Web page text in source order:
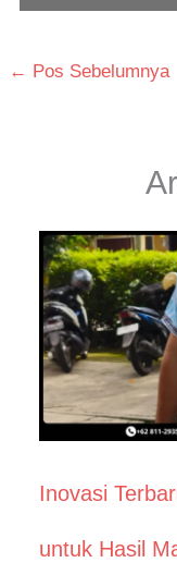
← Pos Sebelumnya
Inovasi
untuk Hasil